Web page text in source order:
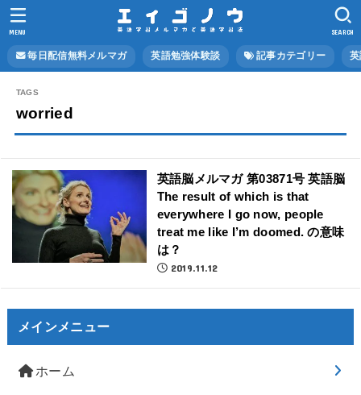
毎日配信無料メルマガ 英語勉強体験談 記事カテゴリー
SEARCH
MENU
worried
英語脳メルマガ 第03871号 英語脳
The result of which is that
everywhere I go now, people
treat me like I’m doomed. の意味
は？
2019.11.12
メインメニュー
ホーム